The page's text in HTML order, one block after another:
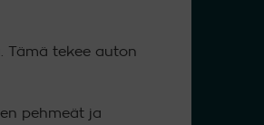
Tämä tekee auton
pehmeät ja